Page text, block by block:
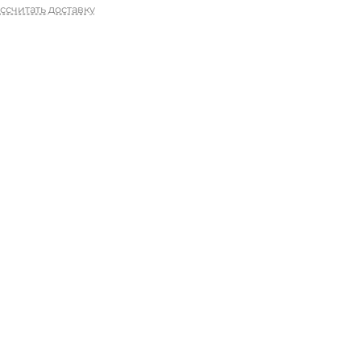
доставку